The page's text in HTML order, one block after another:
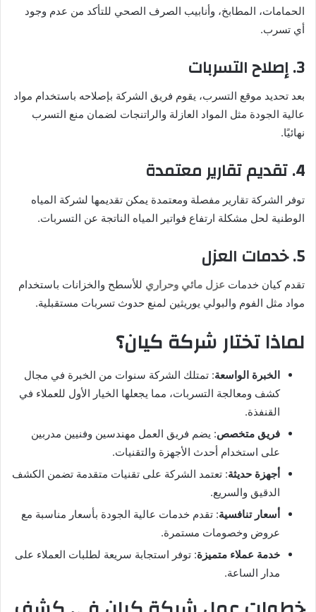
الحمامات، المطابخ، وأنابيب الصرف الصحي للتأكد من عدم وجود
أي تسرب.
3. إصلاح التسربات
بعد تحديد موقع التسرب، يقوم فريق الشركة بإصلاحه باستخدام مواد
عالية الجودة مثل المواد العازلة والراتنجات لضمان منع التسرب
نهائيًا.
4. تقديم تقارير معتمدة
توفر الشركة تقارير مفصلة ومعتمدة يمكن تقديمها لشركة المياه
الوطنية لحل مشكلة ارتفاع فواتير المياه الناتجة عن التسربات.
5. خدمات العزل
تقدم كيان خدمات عزل مائي وحراري للأسطح والخزانات باستخدام
مواد مثل الفوم والبولي يوريثين لمنع حدوث تسربات مستقبلية.
لماذا تختار شركة كيان؟
الخبرة الواسعة: تمتلك الشركة سنوات من الخبرة في مجال
كشف ومعالجة التسربات، مما يجعلها الخيار الأول للعملاء في
القنفذة.
فريق متخصص: يضم فريق العمل مهندسين وفنيين مدربين
على استخدام أحدث الأجهزة والتقنيات.
أجهزة حديثة: تعتمد الشركة على تقنيات متقدمة تضمن الكشف
الدقيق والسريع.
أسعار تنافسية: تقدم خدمات عالية الجودة بأسعار مناسبة مع
عروض وخصومات مستمرة.
خدمة عملاء متميزة: توفر استجابة سريعة لطلبات العملاء على
مدار الساعة.